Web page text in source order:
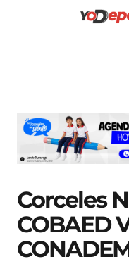
Corceles
COBAED